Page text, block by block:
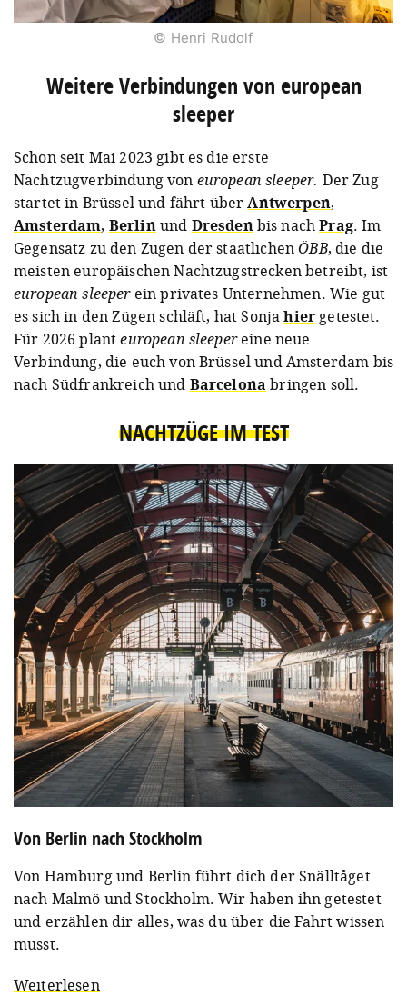
© Henri Rudolf
Weitere Verbindungen von european
sleeper
Schon seit Mai 2023 gibt es die erste
Nachtzugverbindung von european sleeper. Der Zug
startet in Brüssel und fährt überAntwerpen,
Amsterdam, Berlinund Dresdenbis nachPrag. Im
Gegensatz zu den Zügen der staatlichenÖBB, die die
meisten europäischen Nachtzugstrecken betreibt, ist
european sleeperein privates Unternehmen. Wie gut
es sich in den Zügen schläft, hat Sonjahiergetestet.
Für 2026 planteuropean sleepereine neue
Verbindung, die euch vonBrüssel und Amsterdam bis
nach Südfrankreich und Barcelona bringen soll.
NACHTZÜGE IM TEST
Von Berlin nach Stockholm
Von Hamburg und Berlin führt dich der Snälltåget
nach Malmö und Stockholm. Wir haben ihn getestet
und erzählen dir alles, was du über die Fahrt wissen
musst.
Weiterlesen